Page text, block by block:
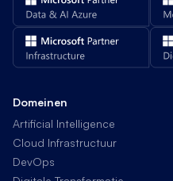
Domeinen
Artificial Intelligence
Cloud Infrastructuur
DevOps